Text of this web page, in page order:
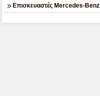
Επισκευαστές Mercedes-Benz